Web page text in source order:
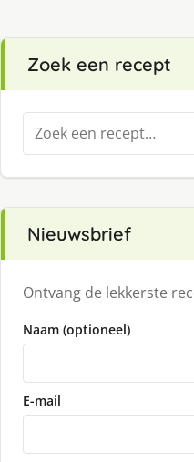
Zoek een recept
Zoeken
naar:
Nieuwsbrief
Ontvang de lekkerste
Naam (optioneel)
E-mail